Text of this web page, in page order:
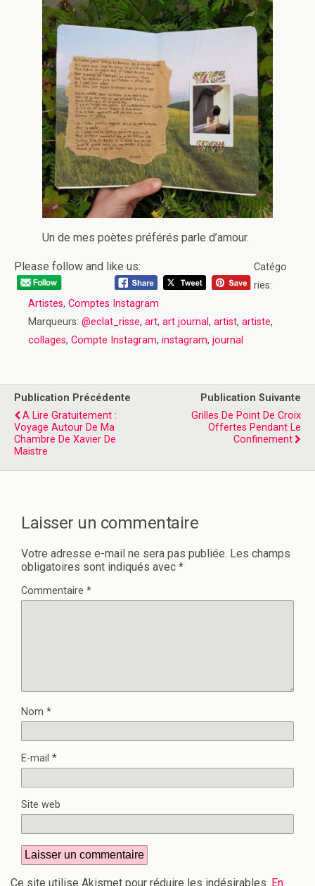
Un de mes poètes préférés parle d’amour.
Please follow and like us:
Catégo
ries:
Artistes, Comptes Instagram
Marqueurs: @eclat_risse, art, art journal, artist, artiste,
collages, Compte Instagram, instagram, journal
Publication Précédente
A Lire Gratuitement :
Voyage Autour De Ma
Chambre De Xavier De
Maistre
Publication Suivante
Grilles De Point De Croix
Offertes Pendant Le
Confinement
Laisser un commentaire
Votre adresse e-mail ne sera pas publiée. Les champs
obligatoires sont indiqués avec *
Commentaire *
Nom *
E-mail *
Site web
Ce site utilise Akismet pour réduire les indésirables. En